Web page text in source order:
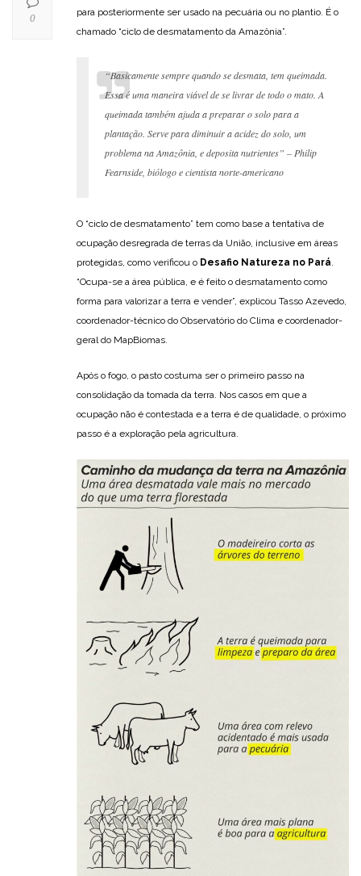
para posteriormente ser usado na pecuária ou no plantio. É o
chamado “ciclo de desmatamento da Amazônia”.
“Basicamente sempre quando se desmata, tem queimada.
Essa é uma maneira viável de se livrar de todo o mato. A
queimada também ajuda a preparar o solo para a
plantação. Serve para diminuir a acidez do solo, um
problema na Amazônia, e deposita nutrientes” – Philip
Fearnside, biólogo e cientista norte-americano
O “ciclo de desmatamento” tem como base a tentativa de
ocupação desregrada de terras da União, inclusive em áreas
protegidas, como verificou o Desafio Natureza no Pará.
“Ocupa-se a área pública, e é feito o desmatamento como
forma para valorizar a terra e vender”, explicou Tasso Azevedo,
coordenador-técnico do Observatório do Clima e coordenador-
geral do MapBiomas.
Após o fogo, o pasto costuma ser o primeiro passo na
consolidação da tomada da terra. Nos casos em que a
ocupação não é contestada e a terra é de qualidade, o próximo
passo é a exploração pela agricultura.
0